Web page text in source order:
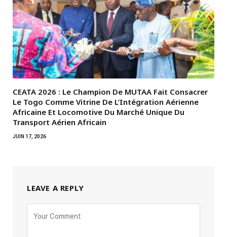
CEATA 2026 : Le Champion De MUTAA Fait Consacrer
Le Togo Comme Vitrine De L’Intégration Aérienne
Africaine Et Locomotive Du Marché Unique Du
Transport Aérien Africain
JUIN 17, 2026
LEAVE A REPLY